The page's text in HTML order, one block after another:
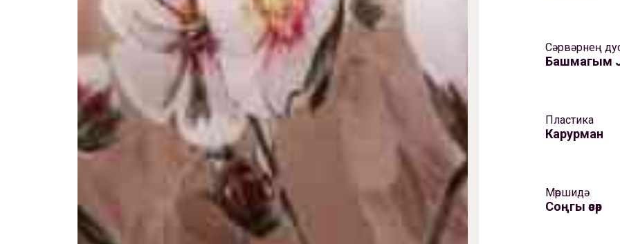
Сәрвәрнең
Башмагым
Пластика
Карурман
Мөршидә
Соңгы әсәр